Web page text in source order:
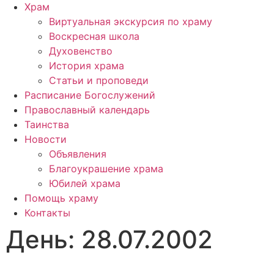
Храм
Виртуальная экскурсия по храму
Воскресная школа
Духовенство
История храма
Статьи и проповеди
Расписание Богослужений
Православный календарь
Таинства
Новости
Объявления
Благоукрашение храма
Юбилей храма
Помощь храму
Контакты
День: 28.07.2002